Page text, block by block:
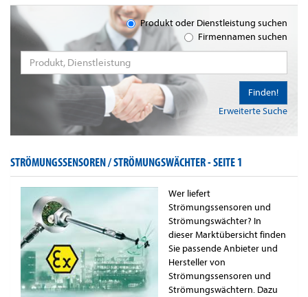
Produkt oder Dienstleistung suchen
Firmennamen suchen
Erweiterte Suche
Finden!
STRÖMUNGSSENSOREN / STRÖMUNGSWÄCHTER -SEITE 1
Wer liefert
Strömungssensoren und
Strömungswächter? In
dieser Marktübersicht finden
Sie passende Anbieter und
Hersteller von
Strömungssensoren und
Strömungswächtern. Dazu